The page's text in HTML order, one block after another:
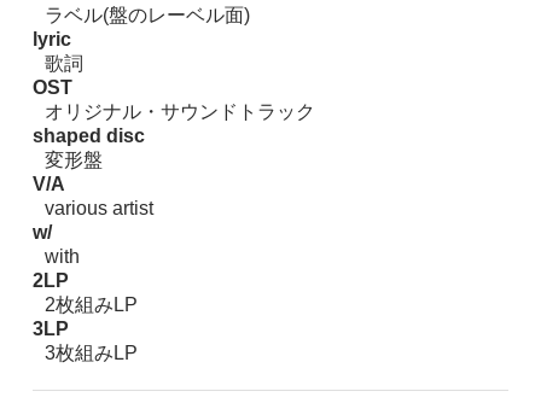
ラベル(盤のレーベル面)
lyric
歌詞
OST
オリジナル・サウンドトラック
shaped disc
変形盤
V/A
various artist
w/
with
2LP
2枚組みLP
3LP
3枚組みLP